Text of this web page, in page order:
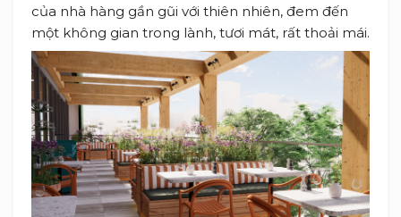
của nhà hàng gần gũi với thiên nhiên, đem đến
một không gian trong lành, tươi mát, rất thoải mái.